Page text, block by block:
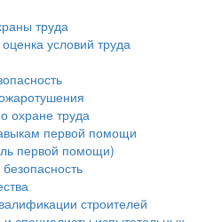
труда
условий труда
охране труда
первой помощи
первой помощи)
строителей